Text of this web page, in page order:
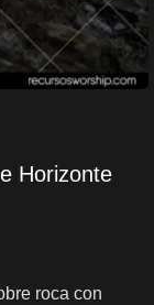
Horizonte
roca con